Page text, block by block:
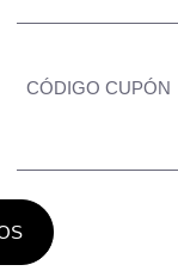
CÓDIGO CUPÓN